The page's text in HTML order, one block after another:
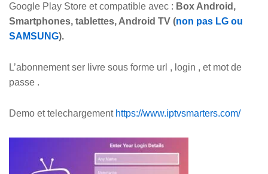
Google Play Store et compatible avec : Box Android,
Smartphones, tablettes, Android TV (non pas LG ou
SAMSUNG).
L’abonnement ser livre sous forme url , login , et mot de
passe .
Demo et telechargement https://www.iptvsmarters.com/